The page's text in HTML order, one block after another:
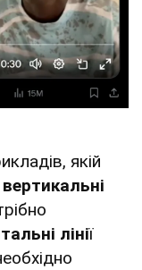
якій
вертикальні
лінії